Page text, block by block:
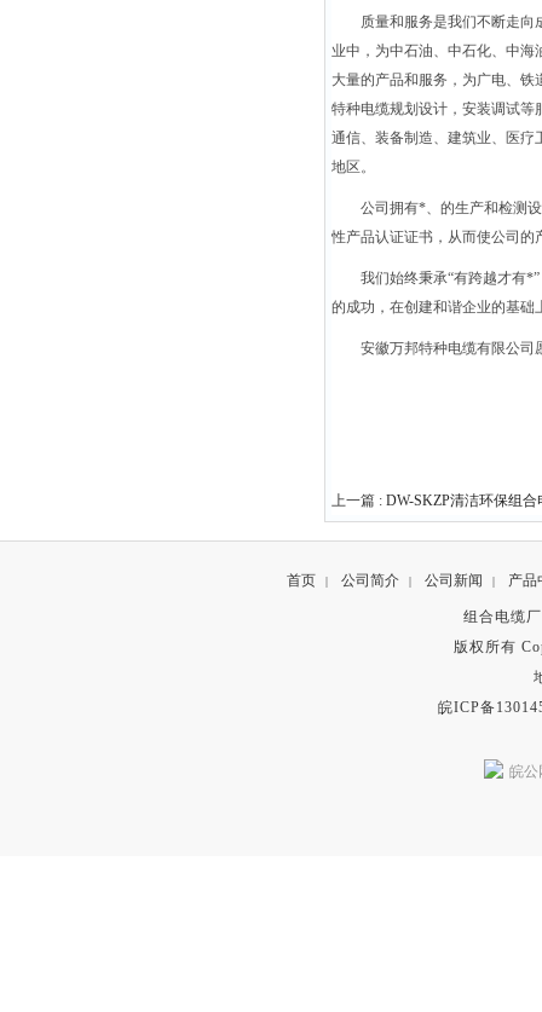
质量和服务是我们不断走
业中，为中石油、中石化、中海
大量的产品和服务，为广电、
特种电缆规划设计，安装调试等
通信、装备制造、建筑业、医
地区。
公司拥有*、的生产和检测
性产品认证证书，从而使公司的
我们始终秉承“有跨越才有
的成功，在创建和谐企业的基础
安徽万邦特种电缆有限公司
上一篇 : DW-SKZP清洁环保组合
首页 | 公司简介 | 公司新闻 | 产品
组合电缆
版权所有
皖ICP备
皖公